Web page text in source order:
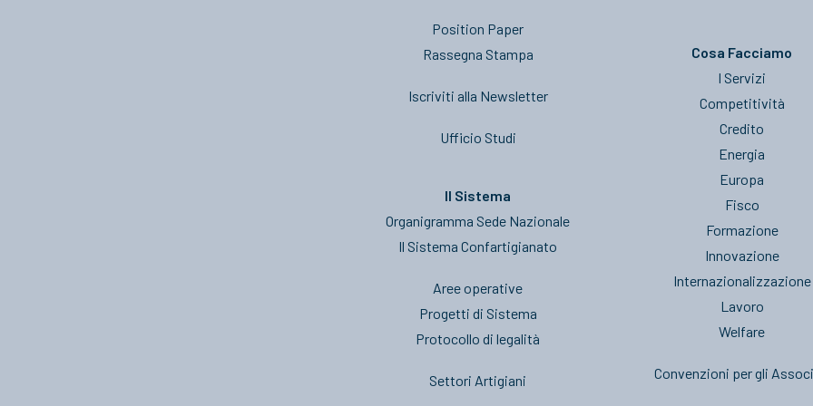
Position Paper
Rassegna Stampa
Iscriviti alla Newsletter
Ufficio Studi
Il Sistema
Organigramma Sede Nazionale
Il Sistema Confartigianato
Aree operative
Progetti di Sistema
Protocollo di legalità
Settori Artigiani
Cosa Facciamo
I Servizi
Competitività
Credito
Energia
Europa
Fisco
Formazione
Innovazione
Internazionalizzazione
Lavoro
Welfare
Convenzioni per gli